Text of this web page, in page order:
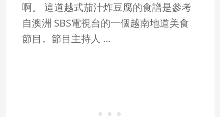
啊。 這道越式茄汁炸豆腐的食譜是參考
自澳洲 SBS電視台的一個越南地道美食
節目。節目主持人 ...